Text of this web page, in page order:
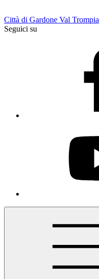
Città di Gardone Val Trompia
Seguici su